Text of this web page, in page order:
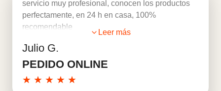
servicio muy profesional, conocen los productos
perfectamente, en 24 h en casa, 100%
recomendable
Leer más
Julio G.
PEDIDO ONLINE
★ ★ ★ ★ ★